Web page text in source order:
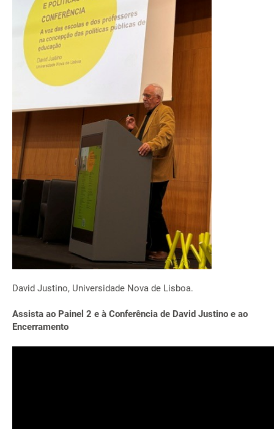
David Justino, Universidade Nova de Lisboa.
Assista ao Painel 2 e à Conferência de David Justino e ao
Encerramento